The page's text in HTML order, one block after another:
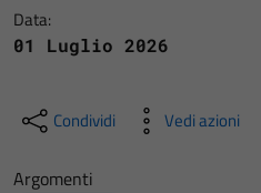
Data:
01 Luglio 2026
Condividi Vedi azioni
Argomenti